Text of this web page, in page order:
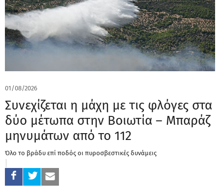
01/08/2026
Συνεχίζεται η μάχη με τις φλόγες στα
δύο μέτωπα στην Βοιωτία – Μπαράζ
μηνυμάτων από το 112
Όλο το βράδυ επί ποδός οι πυροσβεστικές δυνάμεις